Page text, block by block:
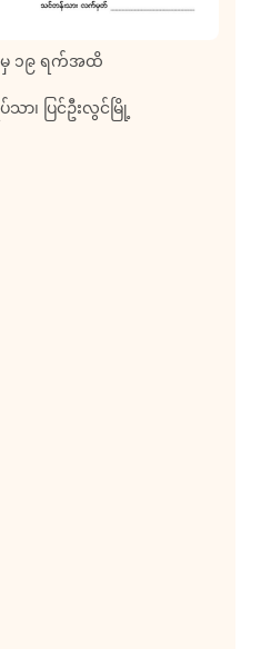
၁၉ ရက်အထိ
သာ၊ ပြင်ဦးလွင်မြို့